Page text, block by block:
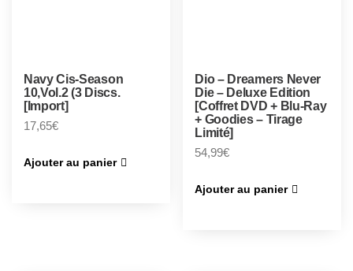
Navy Cis-Season
10,Vol.2 (3 Discs.
[Import]
17,65€
Ajouter au panier
Dio – Dreamers Never
Die – Deluxe Edition
[Coffret DVD + Blu-Ray
+ Goodies – Tirage
Limité]
54,99€
Ajouter au panier